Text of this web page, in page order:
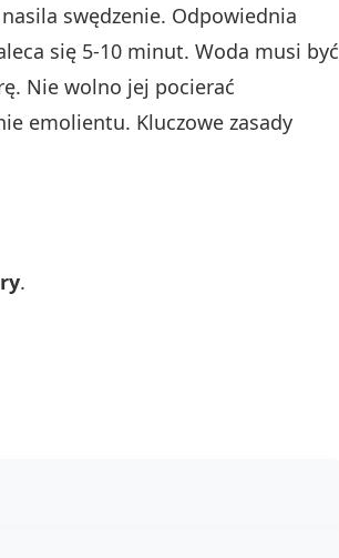
swędzenie. Odpowiednia
się 5-10 minut. Woda musi być
Nie wolno jej pocierać
emolientu. Kluczowe zasady
.